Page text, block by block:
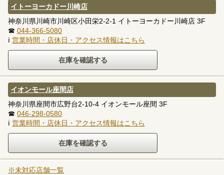
イトーヨーカドー川崎店
神奈川県川崎市川崎区小田栄2-2-1 イトーヨーカドー川崎店 3F
☎ 044-366-5080
ℹ 営業時間・店休日・アクセス情報はこちら
イオンモール座間店
神奈川県座間市広野台2-10-4 イオンモール座間 3F
☎ 046-298-0580
ℹ 営業時間・店休日・アクセス情報はこちら
※未対応店舗一覧